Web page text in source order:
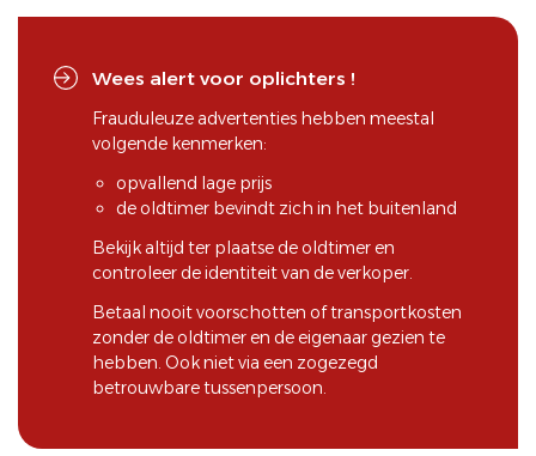
Wees alert voor oplichters !
Frauduleuze advertenties hebben meestal
volgende kenmerken:
opvallend lage prijs
de oldtimer bevindt zich in het buitenland
Bekijk altijd ter plaatse de oldtimer en
controleer de identiteit van de verkoper.
Betaal nooit voorschotten of transportkosten
zonder de oldtimer en de eigenaar gezien te
hebben. Ook niet via een zogezegd
betrouwbare tussenpersoon.